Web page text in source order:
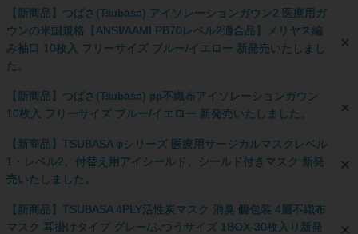
【新商品】つばさ(Tsubasa) アイソレーションガウン2 医療用ガ
ウンの米国規格【ANSI/AAMI PB70レベル2適合品】メリヤス編
み袖口 10枚入 フリーサイズ ブルー/イエロー 新発売いたしまし
た。
【新商品】つばさ(Tsubasa) pp不織布アイソレーションガウン
10枚入 フリーサイズ ブルー/イエロー 新発売いたしました。
【新商品】TSUBASA φシリーズ 医療用サージカルマスクレベル
1・レベル2、付替え用アイシールド、シールド付きマスク 新発
売いたしました。
【新商品】TSUBASA 4PLY活性炭マスク 消臭 個包装 4層不織布
マスク 耳掛けタイプ グレー/ふつうサイズ 1BOX-30枚入り新発